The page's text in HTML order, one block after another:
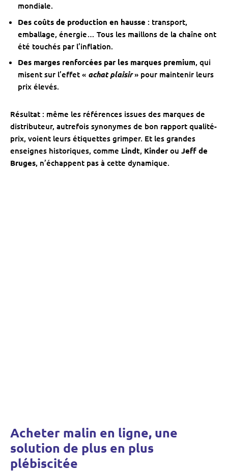
mondiale.
Des coûts de production en hausse : transport,
emballage, énergie… Tous les maillons de la chaîne ont
été touchés par l’inflation.
Des marges renforcées par les marques premium, qui
misent sur l’effet « achat plaisir» pour maintenir leurs
prix élevés.
Résultat : même les références issues des marques de
distributeur, autrefois synonymes de bon rapport qualité-
prix, voient leurs étiquettes grimper. Et les grandes
enseignes historiques, comme Lindt, Kinder ou Jeff de
Bruges, n’échappent pas à cette dynamique.
Acheter malin en ligne, une
solution de plus en plus
plébiscitée